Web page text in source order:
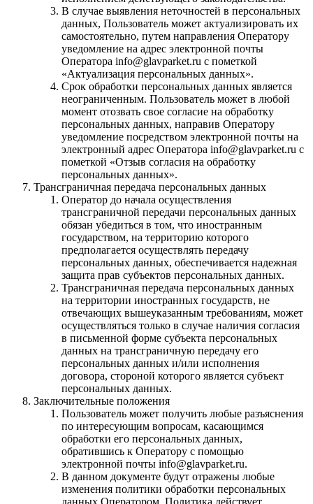
В случае выявления неточностей в персональных
данных, Пользователь может актуализировать их
самостоятельно, путем направления Оператору
уведомление на адрес электронной почты
Оператора info@glavparket.ru с пометкой
«Актуализация персональных данных».
Срок обработки персональных данных является
неограниченным. Пользователь может в любой
момент отозвать свое согласие на обработку
персональных данных, направив Оператору
уведомление посредством электронной почты на
электронный адрес Оператора info@glavparket.ru с
пометкой «Отзыв согласия на обработку
персональных данных».
Трансграничная передача персональных данных
Оператор до начала осуществления
трансграничной передачи персональных данных
обязан убедиться в том, что иностранным
государством, на территорию которого
предполагается осуществлять передачу
персональных данных, обеспечивается надежная
защита прав субъектов персональных данных.
Трансграничная передача персональных данных
на территории иностранных государств, не
отвечающих вышеуказанным требованиям, может
осуществляться только в случае наличия согласия
в письменной форме субъекта персональных
данных на трансграничную передачу его
персональных данных и/или исполнения
договора, стороной которого является субъект
персональных данных.
Заключительные положения
Пользователь может получить любые разъяснения
по интересующим вопросам, касающимся
обработки его персональных данных,
обратившись к Оператору с помощью
электронной почты info@glavparket.ru.
В данном документе будут отражены любые
изменения политики обработки персональных